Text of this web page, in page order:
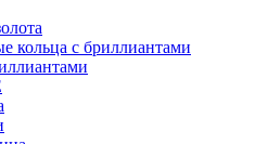
кольца с бриллиантами